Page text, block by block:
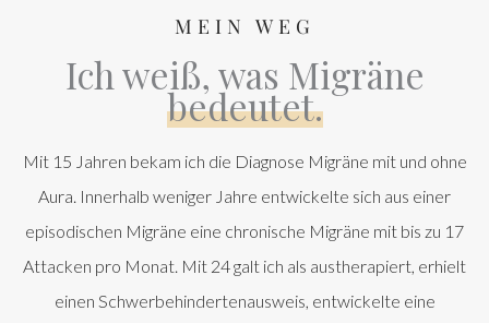
MEIN WEG
Ich weiß, was Migräne
bedeutet.
Mit 15 Jahren bekam ich die Diagnose Migräne mit und ohne
Aura. Innerhalb weniger Jahre entwickelte sich aus einer
episodischen Migräne eine chronische Migräne mit bis zu 17
Attacken pro Monat. Mit 24 galt ich als austherapiert, erhielt
einen Schwerbehindertenausweis, entwickelte eine